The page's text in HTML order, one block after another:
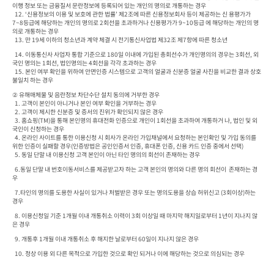
이행 정보 또는 금융질서 문란정보에 등록되어 있는 개인의 명의로 개통하는 경우
7~8등급에 해당하는 개인의 명의로 2회선을 초과하거나 신용평가가 9~10등급 에 해당하는 개인의 명
의로 개통하는 경우
  13. 만 19세 이하의 청소년과 계약 체결 시 전기통신사업법 제32조 제7항에 따른 청소년
국인 명의는 1회선, 법인명의는 4회선을 각각 초과하는 경우
불일치 하는 경우
② 유해매체물 및 음란정보 차단수단 설치 동의에 거부한 경우
국인이 신청하는 경우
위한 인증이 실패할 경우(인증방법은 공인인증서 인증, 휴대폰 인증, 신용 카드 인증 중에서 선택)
  5. 동일 단말 내 이용신청 고객 본인이 아닌 타인 명의의 회선이 존재하는 경우
우
경우
은 경우
  9. 개통후 1개월 이내 개통취소 후 해지한 날로부터 60일이 지나지 않은 경우
  10. 정상 이용 외 다른 목적으로 가입한 것으로 확인 되거나 이에 해당하는 것으로 의심되는 경우